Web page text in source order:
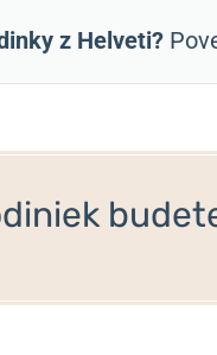
z Helveti?